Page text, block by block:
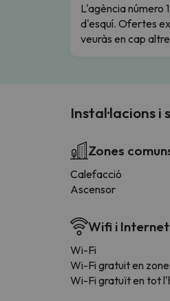
L'agència número
d'esquí. Ofertes
veuràs en cap
Instal·lacions i
Zones
Calefacció
Ascensor
Wifi i Internet
Wi-Fi
Wi-Fi gratuit en
Wi-Fi gratuït en tot